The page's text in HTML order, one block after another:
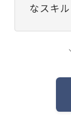
なスキ